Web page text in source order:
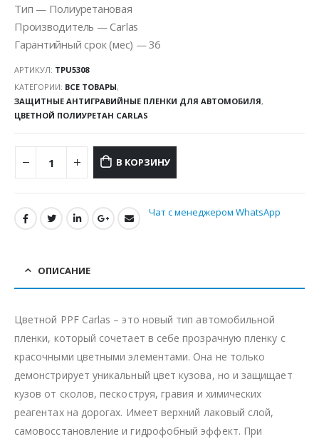
Тип — Полиуретановая
Производитель — Carlas
Гарантийный срок (мес) — 36
АРТИКУЛ: TPU5308
КАТЕГОРИИ: ВСЕ ТОВАРЫ,
ЗАЩИТНЫЕ АНТИГРАВИЙНЫЕ ПЛЕНКИ ДЛЯ АВТОМОБИЛЯ,
ЦВЕТНОЙ ПОЛИУРЕТАН CARLAS
В КОРЗИНУ
Чат с менеджером WhatsApp
ОПИСАНИЕ
Цветной PPF Carlas – это новый тип автомобильной
пленки, который сочетает в себе прозрачную пленку с
красочными цветными элементами. Она не только
демонстрирует уникальный цвет кузова, но и защищает
кузов от сколов, пескоструя, гравия и химических
реагентах на дорогах. Имеет верхний лаковый слой,
самовосстановление и гидрофобный эффект. При